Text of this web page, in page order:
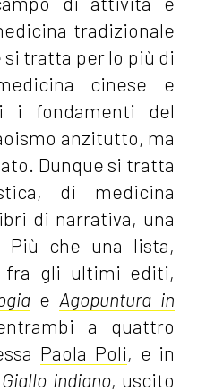
tradizionale
tratta per lo più di
cinese e
i fondamenti del
anzitutto, ma
Dunque si tratta
di medicina
di narrativa, una
Più che una lista,
fra gli ultimi editi,
e Agopuntura in
a quattro
Paola Poli, e in
Giallo indiano, uscito